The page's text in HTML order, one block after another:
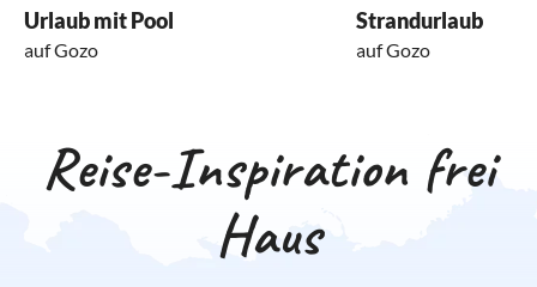
Urlaub mit Pool
auf Gozo
Strandurlaub
auf Gozo
Reise-Inspiration frei
Haus